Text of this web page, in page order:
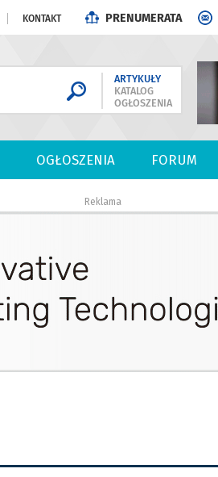
KONTAKT PRENUMERATA
ARTYKUŁY
KATALOG
OGŁOSZENIA
OGŁOSZENIA FORUM
Reklama